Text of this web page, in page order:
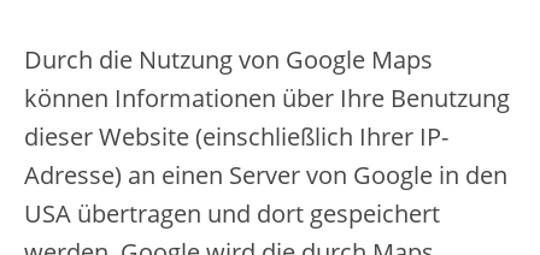
Durch die Nutzung von Google Maps
können Informationen über Ihre Benutzung
dieser Website (einschließlich Ihrer IP-
Adresse) an einen Server von Google in den
USA übertragen und dort gespeichert